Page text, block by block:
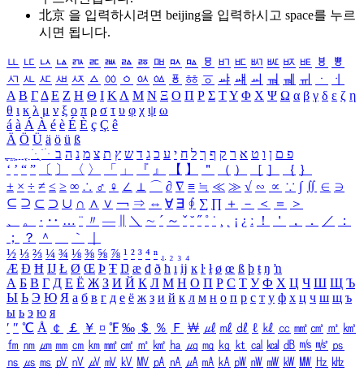
北京 을 입력하시려면 beijing을 입력하시고 space를 누르
시면 됩니다.
ㅥ ㅦ ㅧ ㅨ ㅩ ㅪ ㅫ ㅬ ㅭ ㅮ ㅯ ㅰ ㅱ ㅲ ㅳ ㅴ ㅵ ㅶ ㅷ ㅸ
ㅹ
ㅺ ㅻ ㅼ ㅽ ㅾ ㅿ ㆀ ㆁ ㆂ ㆃ ㆄ ㆅ ㆆ ㆇ ㆈ ㆉ ㆊ ㆋ ㆌ ㆍ
ㆎ
Α Β ΓΔ Ε Ζ Η Θ Ι ΚΛ Μ Ν Ξ Ο Π Ρ Σ ΤΥ Φ Χ Ψ Ω α β γ δ ε ζ η
θ ι κ λ μ ν ξ ο π ρ σ τ υ φ χ ψ ω
á à Á À é è É È ç Ç ê
Ä Ö Ü ä ö ü ß
ִֶֹ ֻּ ׁׂ פ ם ן ו ט א ר ק ף ך ל ח י ע כ ג ד ש ץ ת צ מ נ ה ב
‘ ’ “ ” 〔 〕 〈 〉 「 」 『 』 【 】 ＂ （ ） ［ ］ ｛ ｝
± × ÷ ≠ ≤ ≥ ∞ ∴ ♂ ♀ ∠ ⊥ ⌒ ∂ ∇ ≡ ≒ ≪ ≫ √ ∽ ∝ ∵ ∫ ∬ ∈ ∋
⊆ ⊇ ⊂ ⊃ ∪ ∩ ∧ ∨ ￢ ⇒ ⇔ ∀ ∃ ∮ ∑ ∏ ＋ － ＜ ＝
＞
、
。 · ‥ … ¨ 〃 ― ＼ ∼ ´ ～ ˇ ˘ ˝ ˚ ˙ ¸ ¡ ¿ ː ！ ＇ ， ． ／
：
；
？ ＾ ｀
½ ⅓ ⅔ ¼ ¾ ⅛ ⅜ ⅝ ⅞ ¹ ² ³ ⁴ ⁿ ₁ ₂ ₃ ₄
Æ Ð Ħ Ĳ Ł Ø Œ Þ Ŧ Ŋ æ đ ð ħ ı ĳ ĸ ŀ ł ø œ ß þ ŧ ŋ ŉ
А Б В Г Д Е Ё Ж З И Й К Л М Н О П Р С Т У Ф Х Ц Ч Ш Щ Ъ
Ы Ь Э Ю Я а б в г д е ё ж з и й к л м н о п р с т у ф х ц ч ш щ ъ
ы ь э ю я
′ ″ ℃ Å ￠ ￡ ￥ ¤ ℉ ‰ ＄ ％ Ｆ ￦ ㎕ ㎖ ㎗ ℓ ㎘ ㏄ ㎣ ㎤ ㎥ ㎦
㎙ ㎚ ㎛ ㎜ ㎝ ㎞ ㎟ ㎠ ㎡ ㎢ ㏊ ㎍ ㎎ ㎏ ㏏ ㎈ ㎉ ㏈ ㎧ ㎨ ㎰
㎱ ㎲ ㎳ ㎴ ㎵ ㎶ ㎷ ㎸ ㎹ ㎀ ㎁ ㎂ ㎃ ㎄ ㎺ ㎻ ㎽ ㎾ ㎿ ㎐ ㎑